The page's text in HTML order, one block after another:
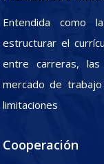
Entendida como
estructurar el
entre carreras,
mercado de
limitaciones
Cooperación